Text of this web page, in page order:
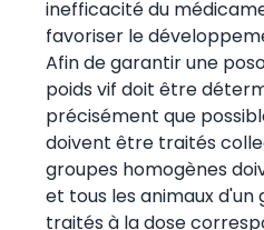
inefficacité du
favoriser le
Afin de garantir une
poids vif doit être
précisément que
doivent être traités
groupes homogènes
et tous les animaux
traités à la dose